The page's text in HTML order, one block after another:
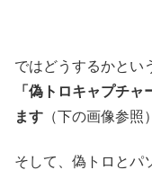
ではどうするかとい
「偽トロキャプチ
ます （下の画像参照
そして、偽トロとパ